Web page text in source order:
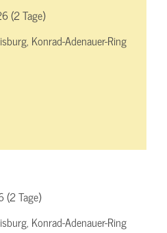
(2 Tage)
Konrad-Adenauer-Ring
(2 Tage)
Konrad-Adenauer-Ring